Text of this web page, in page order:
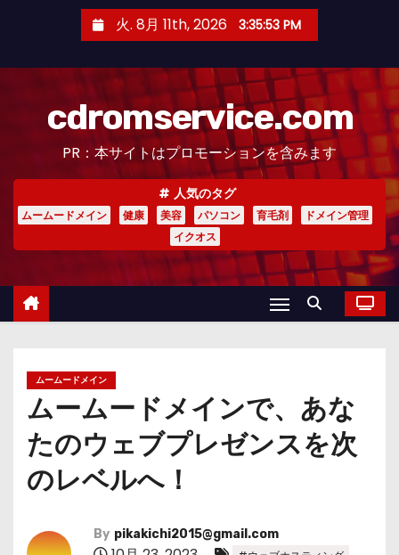
火. 8月 11th, 2026 3:35:54 PM
cdromservice.com
PR：本サイトはプロモーションを含みます
人気のタグ
ムームードメイン 健康 美容 パソコン 育毛剤
ドメイン管理
イクオス
ムームードメイン
ムームードメインで、あな
たのウェブプレゼンスを次
のレベルへ！
By pikakichi2015@gmail.com